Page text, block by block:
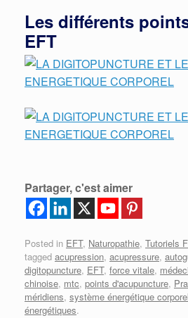
Les différents
EFT
Partager, c'est aimer
Posted in EFT, Naturopathie, Tutoriels
tagged acupression, acupressure,
digitopuncture, EFT, force vitale,
chinoise, mtc, points d'acupuncture,
méridiens, système énergétique corporel
énergétiques.